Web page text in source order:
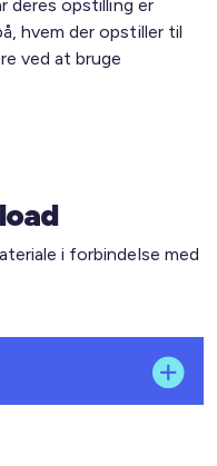
deres opstilling er
hvem der opstiller til
ved at bruge
i forbindelse med